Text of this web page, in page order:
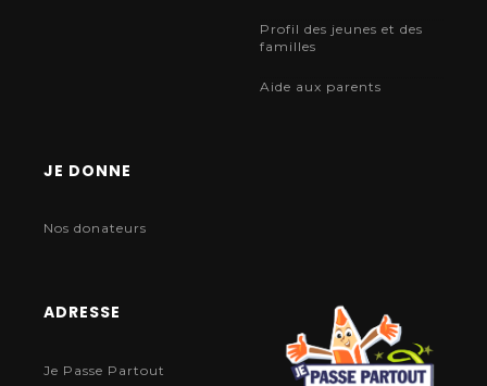
Profil des jeunes et des
familles
Aide aux parents
JE DONNE
Nos donateurs
ADRESSE
Je Passe Partout